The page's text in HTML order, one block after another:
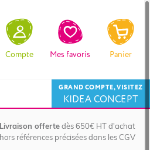
Compte Mes favoris Panier
KIDEA CONCEPT
GRAND COMPTE, VISITEZ
Livraison offerte dès 650€ HT d'achat
hors références précisées dans les CGV